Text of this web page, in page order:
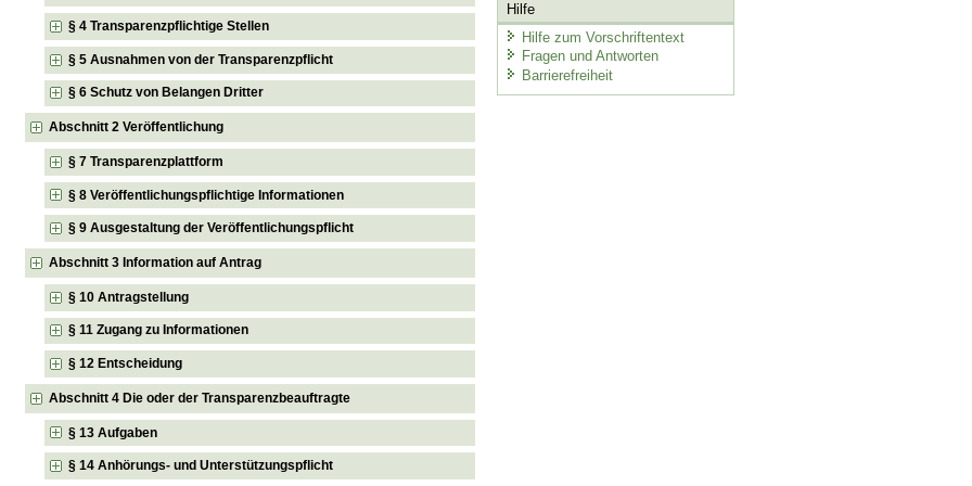
§ 4 Transparenzpflichtige Stellen
§ 5 Ausnahmen von der Transparenzpflicht
§ 6 Schutz von Belangen Dritter
Abschnitt 2 Veröffentlichung
§ 7 Transparenzplattform
§ 8 Veröffentlichungspflichtige Informationen
§ 9 Ausgestaltung der Veröffentlichungspflicht
Abschnitt 3 Information auf Antrag
§ 10 Antragstellung
§ 11 Zugang zu Informationen
§ 12 Entscheidung
Abschnitt 4 Die oder der Transparenzbeauftragte
§ 13 Aufgaben
§ 14 Anhörungs- und Unterstützungspflicht
Hilfe
Hilfe zum Vorschriftentext
Fragen und Antworten
Barrierefreiheit